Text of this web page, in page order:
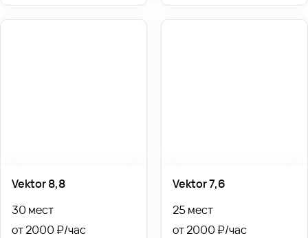
Vektor 8,8
30 мест
от 2000 ₽
Vektor 7,6
25 мест
от 2000 ₽